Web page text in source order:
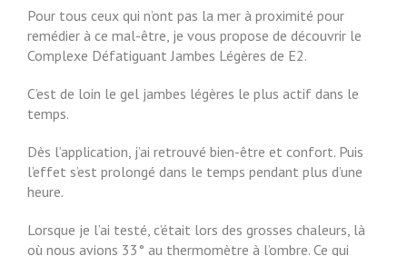
Pour tous ceux qui n’ont pas la mer à proximité pour
remédier à ce mal-être, je vous propose de découvrir le
Complexe Défatiguant Jambes Légères de E2.
C’est de loin le gel jambes légères le plus actif dans le
temps.
Dès l’application, j’ai retrouvé bien-être et confort. Puis
l’effet s’est prolongé dans le temps pendant plus d’une
heure.
Lorsque je l’ai testé, c’était lors des grosses chaleurs, là
où nous avions 33° au thermomètre à l’ombre. Ce qui